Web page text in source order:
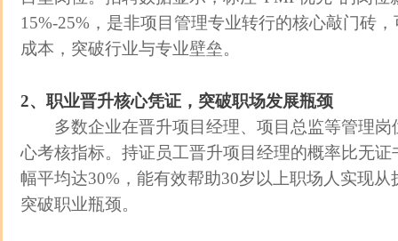
15%-25%，是非项目管理专业转行的核心敲门砖
成本，突破行业与专业壁垒。
2、职业晋升核心凭证，突破职场发展瓶颈
多数企业在晋升项目经理、项目总监等管理岗
心考核指标。持证员工晋升项目经理的概率比无
幅平均达30%，能有效帮助30岁以上职场人实现
突破职业瓶颈。